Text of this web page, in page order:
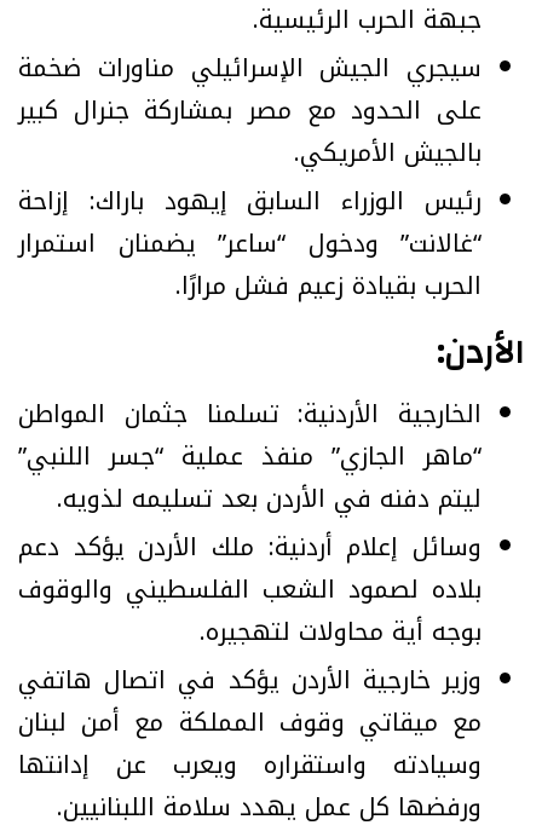
جبهة الحرب الرئيسية.
سيجري الجيش الإسرائيلي مناورات ضخمة
على الحدود مع مصر بمشاركة جنرال كبير
بالجيش الأمريكي.
رئيس الوزراء السابق إيهود باراك: إزاحة
“غالانت” ودخول “ساعر” يضمنان استمرار
الحرب بقيادة زعيم فشل مرارًا.
الأردن:
الخارجية الأردنية: تسلمنا جثمان المواطن
“ماهر الجازي” منفذ عملية “جسر اللنبي”
ليتم دفنه في الأردن بعد تسليمه لذويه.
وسائل إعلام أردنية: ملك الأردن يؤكد دعم
بلاده لصمود الشعب الفلسطيني والوقوف
بوجه أية محاولات لتهجيره.
وزير خارجية الأردن يؤكد في اتصال هاتفي
مع ميقاتي وقوف المملكة مع أمن لبنان
وسيادته واستقراره ويعرب عن إدانتها
ورفضها كل عمل يهدد سلامة اللبنانيين.